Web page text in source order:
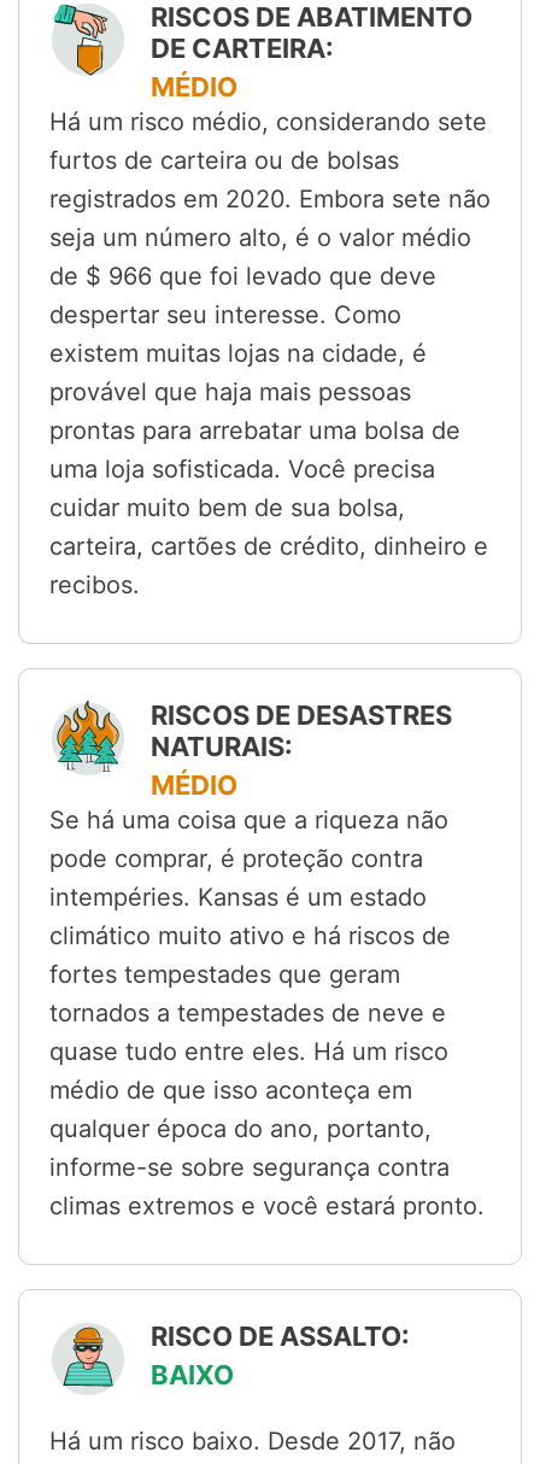
RISCOS DE ABATIMENTO
DE CARTEIRA:
MÉDIO
Há um risco médio, considerando sete
furtos de carteira ou de bolsas
registrados em 2020. Embora sete não
seja um número alto, é o valor médio
de $ 966 que foi levado que deve
despertar seu interesse. Como
existem muitas lojas na cidade, é
provável que haja mais pessoas
prontas para arrebatar uma bolsa de
uma loja sofisticada. Você precisa
cuidar muito bem de sua bolsa,
carteira, cartões de crédito, dinheiro e
recibos.
RISCOS DE DESASTRES
NATURAIS:
MÉDIO
Se há uma coisa que a riqueza não
pode comprar, é proteção contra
intempéries. Kansas é um estado
climático muito ativo e há riscos de
fortes tempestades que geram
tornados a tempestades de neve e
quase tudo entre eles. Há um risco
médio de que isso aconteça em
qualquer época do ano, portanto,
informe-se sobre segurança contra
climas extremos e você estará pronto.
RISCO DE ASSALTO:
BAIXO
Há um risco baixo. Desde 2017, não